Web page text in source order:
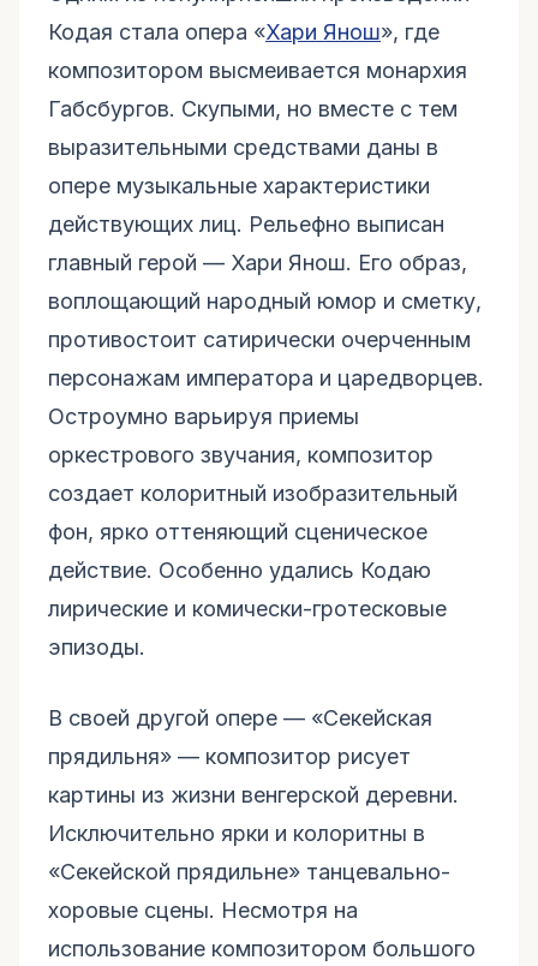
Кодая стала опера «Хари Янош», где
композитором высмеивается монархия
Габсбургов. Скупыми, но вместе с тем
выразительными средствами даны в
опере музыкальные характеристики
действующих лиц. Рельефно выписан
главный герой — Хари Янош. Его образ,
воплощающий народный юмор и сметку,
противостоит сатирически очерченным
персонажам императора и царедворцев.
Остроумно варьируя приемы
оркестрового звучания, композитор
создает колоритный изобразительный
фон, ярко оттеняющий сценическое
действие. Особенно удались Кодаю
лирические и комически-гротесковые
эпизоды.
В своей другой опере — «Секейская
прядильня» — композитор рисует
картины из жизни венгерской деревни.
Исключительно ярки и колоритны в
«Секейской прядильне» танцевально-
хоровые сцены. Несмотря на
использование композитором большого